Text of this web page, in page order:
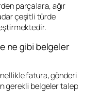
parçalara, ağır
çeşitli türde
ne gibi belgeler
fatura, gönderi
gerekli belgeler talep